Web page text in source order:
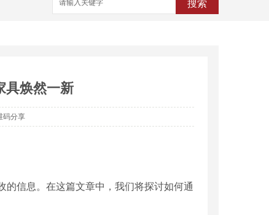
搜索
具焕然一新
码分享
的信息。在这篇文章中，我们将探讨如何通